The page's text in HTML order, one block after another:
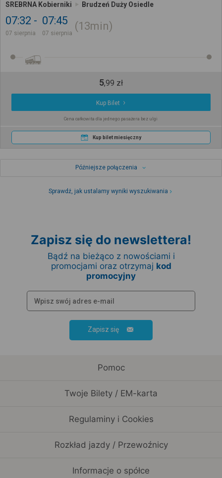
SREBRNA Kobierniki Brudzeń Duży Osiedle
07:32
07 sierpnia
07:45
07 sierpnia
13min
5,99 zł
Kup Bilet
Cena całkowita dla jednego pasażera bez ulgi
Kup bilet miesięczny
Późniejsze połączenia
Sprawdź, jak ustalamy wyniki wyszukiwania
Zapisz się do newslettera!
Bądź na bieżąco z nowościami i
promocjami oraz otrzymaj kod
promocyjny
Zapisz się
Pomoc
Twoje Bilety / EM-karta
Regulaminy i Cookies
Rozkład jazdy / Przewoźnicy
Informacje o spółce